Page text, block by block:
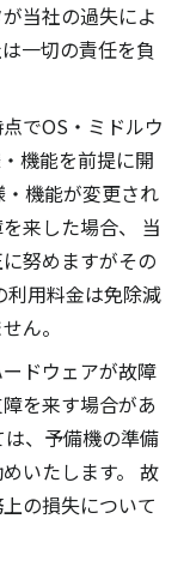
当社の過失によ
一切の責任を負
でOS・ミドルウ
機能を前提に開
機能が変更され
来した場合、 当
努めますがその
利用料金は免除減
ん。
ドウェアが故障
を来す場合があ
は、予備機の準備
いたします。 故
の損失について